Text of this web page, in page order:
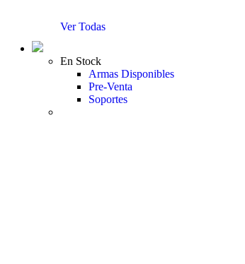
Ver Todas
En Stock
Armas Disponibles
Pre-Venta
Soportes